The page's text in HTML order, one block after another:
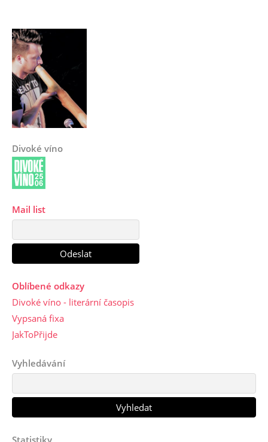
Divoké víno
Mail list
Oblíbené odkazy
Divoké víno - literární časopis
Vypsaná fixa
JakToPřijde
Vyhledávání